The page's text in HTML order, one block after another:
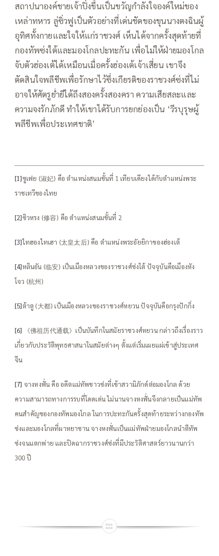
สถาปนาองค์ชายเจ้าปิ่งขึ้นเป็นขวัญกำลังใจองค์ใหม่ของ
เหล่าทหาร ลู่ซิ่วฟูเป็นตัวอย่างที่เด่นชัดของขุนนางตงฉินผู้
อุทิศทั้งกายและใจให้แก่ราชวงศ์ เห็นได้จากครั้งสุดท้ายที่
กองทัพซ่งใต้และมองโกลปะทะกัน เพื่อไม่ให้ฝ่ายมองโกล
จับตัวฮ่องเต้ได้เหมือนเมื่อครั้งฮ่องเต้เจ้าเสี่ยน เขาจึง
ตัดสินใจพลีชีพเพื่อรักษาไว้ซึ่งเกียรติของราชวงศ์ซ่งที่ไม่
อาจให้ศัตรูย่ำยีได้ถึงสองครั้งสองครา ความเสียสละและ
ความจงรักภักดี ทำให้เขาได้รับการยกย่องเป็น ‘วีรบุรุษผู้
พลีชีพเพื่อประเทศชาติ’
[1]ซูเฟย (淑妃) คือ ตำแหน่งสนมขั้นที่ 1 เทียบเคียงได้กับตำแหน่งพระ
ราชเทวีของไทย
[2]ซิวหรง (修容) คือ ตำแหน่งสนมขั้นที่ 2
[3]ไทฮองไทเฮา (太皇太后) คือ ตำแหน่งพระอัยยิกาของฮ่องเต้
[4]หลินอัน (临安) เป็นเมืองหลวงของราชวงศ์ซ่งใต้ ปัจจุบันคือเมืองหัง
โจว (杭州)
[5]ต้าตู (大都) เป็นเมืองหลวงของราชวงศ์หยวน ปัจจุบันคือกรุงปักกิ่ง
[6] 《佛祖历代通载》เป็นบันทึกในสมัยราชวงศ์หยวน กล่าวถึงเรื่องราว
เกี่ยวกับประวัติพุทธศาสนาในสมัยต่างๆ ตั้งแต่เริ่มเผยแผ่เข้าสู่ประเทศ
จีน
[7] จางหงฟั่น คือ อดีตแม่ทัพชาวซ่งที่เข้าสวามิภักด์ต่อมองโกล ด้วย
ความสามารถทางการรบที่โดดเด่น ไม่นานจางหงฟั่นจึงกลายเป็นแม่ทัพ
คนสำคัญของกองทัพมองโกล ในการปะทะกันครั้งสุดท้ายระหว่างกองทัพ
ซ่งและมองโกลที่ผาหยาซาน จางหงฟั่นเป็นแม่ทัพฝ่ายมองโกลนำตีทัพ
ซ่งจนแตกพ่าย และปิดฉากราชวงศ์ซ่งที่มีประวัติศาสตร์ยาวนานกว่า
300 ปี